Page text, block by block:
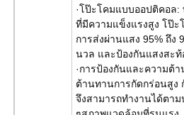
·โป๊ะโคมแบบออปติคอล:
ที่มีความแข็งแรงสูง โป๊
การส่งผ่านแสง 95% ถึง
นวล และป้องกันแสงสะ
·การป้องกันและความต้
ต้านทานการกัดกร่อนสูง
จึงสามารถทำงานได้ตาม